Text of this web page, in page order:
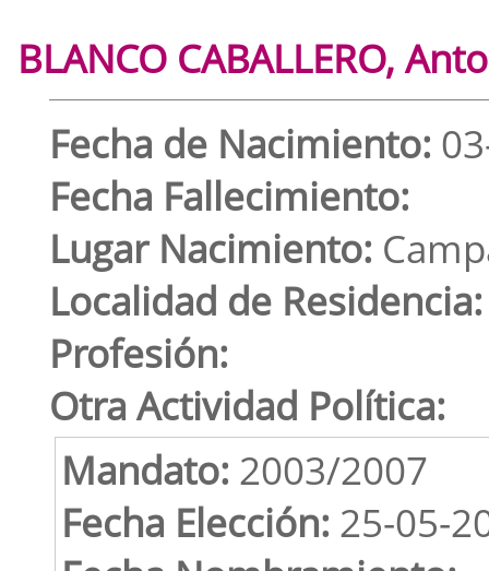
BLANCO CABALLERO,
Fecha de Nacimiento:
Fecha Fallecimiento:
Lugar Nacimiento:
Localidad de Residencia:
Profesión:
Otra Actividad Política:
Mandato: 2003/2007
Fecha Elección: 25-05-